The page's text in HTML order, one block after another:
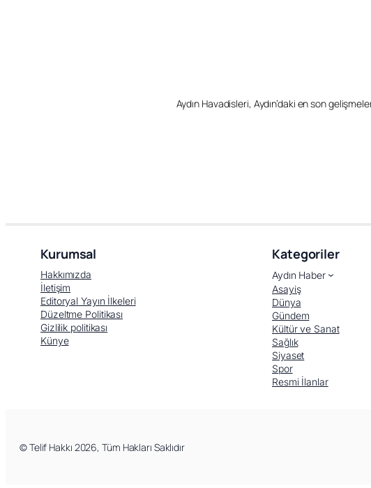
Aydın Havadisleri, Aydın’daki en son
Kurumsal
Hakkımızda
İletişim
Editoryal Yayın İlkeleri
Düzeltme Politikası
Gizlilik politikası
Künye
Kategoriler
Aydın Haber
Asayiş
Dünya
Gündem
Kültür ve Sanat
Sağlık
Siyaset
Spor
Resmi İlanlar
© Telif Hakkı 2026, Tüm Hakları Saklıdır